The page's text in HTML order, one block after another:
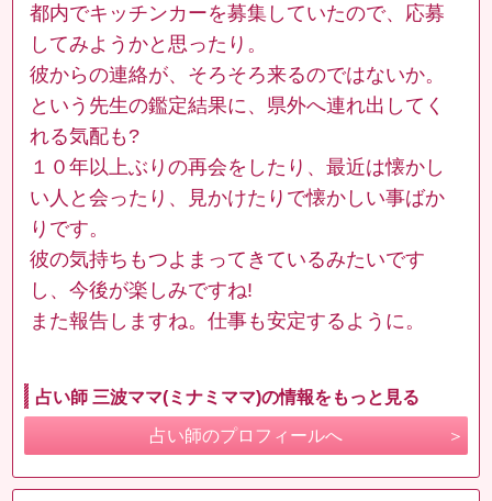
都内でキッチンカーを募集していたので、応募
してみようかと思ったり。
彼からの連絡が、そろそろ来るのではないか。
という先生の鑑定結果に、県外へ連れ出してく
れる気配も?
１０年以上ぶりの再会をしたり、最近は懐かし
い人と会ったり、見かけたりで懐かしい事ばか
りです。
彼の気持ちもつよまってきているみたいです
し、今後が楽しみですね!
また報告しますね。仕事も安定するように。
占い師 三波ママ(ミナミママ)の情報をもっと見る
占い師のプロフィールへ